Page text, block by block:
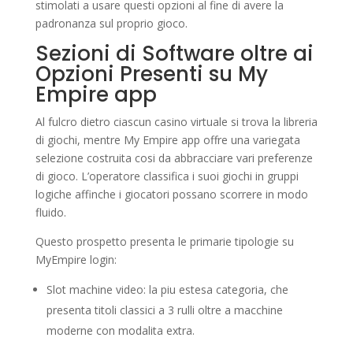
stimolati a usare questi opzioni al fine di avere la
padronanza sul proprio gioco.
Sezioni di Software oltre ai
Opzioni Presenti su My
Empire app
Al fulcro dietro ciascun casino virtuale si trova la libreria
di giochi, mentre My Empire app offre una variegata
selezione costruita cosi da abbracciare vari preferenze
di gioco. L’operatore classifica i suoi giochi in gruppi
logiche affinche i giocatori possano scorrere in modo
fluido.
Questo prospetto presenta le primarie tipologie su
MyEmpire login:
Slot machine video: la piu estesa categoria, che
presenta titoli classici a 3 rulli oltre a macchine
moderne con modalita extra.